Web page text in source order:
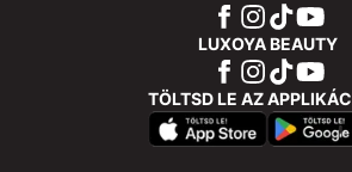
LUXOYA BEAUTY
TÖLTSD LE AZ